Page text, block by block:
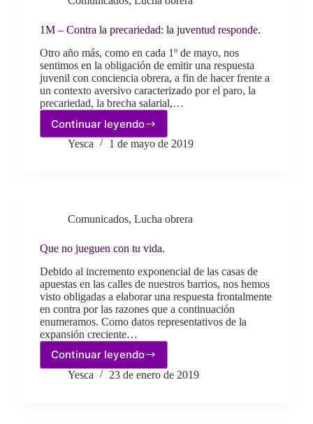
1M – Contra la precariedad: la juventud responde.
Otro año más, como en cada 1º de mayo, nos
sentimos en la obligación de emitir una respuesta
juvenil con conciencia obrera, a fin de hacer frente a
un contexto aversivo caracterizado por el paro, la
precariedad, la brecha salarial,…
Continuar leyendo
1M
–
responde.
Yesca 1 de mayo de 2019
Comunicados, Lucha obrera
Que no jueguen con tu vida.
Debido al incremento exponencial de las casas de
apuestas en las calles de nuestros barrios, nos hemos
visto obligadas a elaborar una respuesta frontalmente
en contra por las razones que a continuación
enumeramos. Como datos representativos de la
expansión creciente…
Continuar leyendo
Que
no
Yesca 23 de enero de 2019